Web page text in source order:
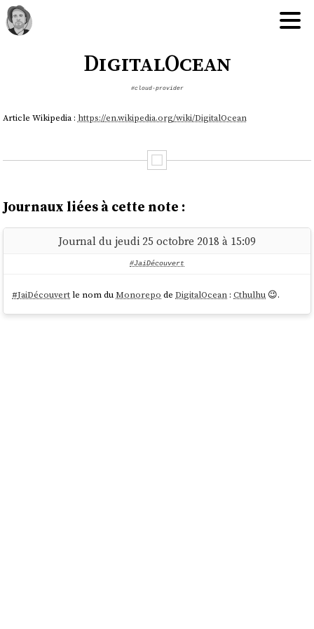
DigitalOcean
#cloud-provider
Article Wikipedia : https://en.wikipedia.org/wiki/DigitalOcean
Journaux liées à cette note :
Journal du jeudi 25 octobre 2018 à 15:09
#JaiDécouvert
#JaiDécouvertle nom duMonorepo deDigitalOcean :Cthulhu 😉.